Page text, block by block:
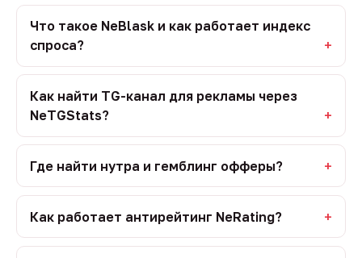
Что такое NeBlask и как работает индекс
спроса?
Как найти TG-канал для рекламы через
NeTGStats?
Где найти нутра и гемблинг офферы?
Как работает антирейтинг NeRating?